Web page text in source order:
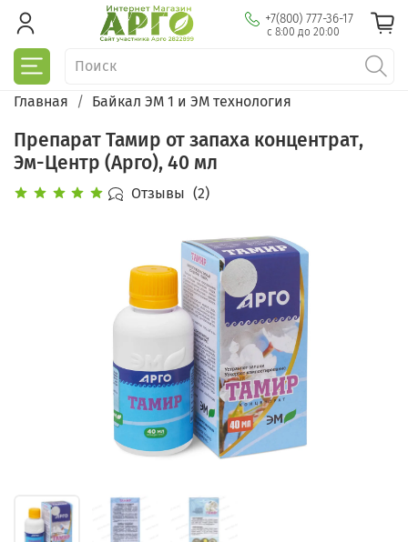
+7(800) 777-36-17
с 8:00 до 20:00
Главная Байкал ЭМ 1 и ЭМ технология
Препарат Тамир от запаха концентрат,
Эм-Центр (Арго), 40 мл
Отзывы (2)